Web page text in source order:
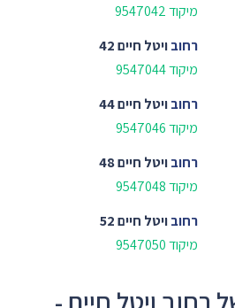
מיקוד 9547042
רחובויטל חיים 42
מיקוד 9547044
רחובויטל חיים 44
מיקוד 9547046
רחובויטל חיים 48
מיקוד 9547048
רחובויטל חיים 52
מיקוד 9547050